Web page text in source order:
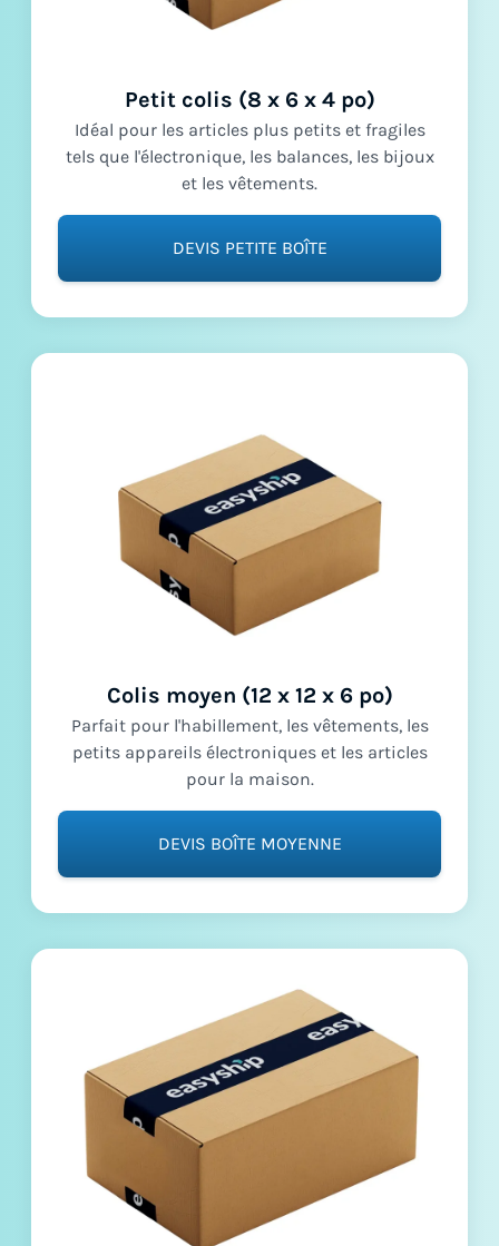
Petit colis (8 x 6 x 4 po)
Idéal pour les articles plus petits et fragiles
tels que l'électronique, les balances, les bijoux
et les vêtements.
DEVIS PETITE BOÎTE
Colis moyen (12 x 12 x 6 po)
Parfait pour l'habillement, les vêtements, les
petits appareils électroniques et les articles
pour la maison.
DEVIS BOÎTE MOYENNE